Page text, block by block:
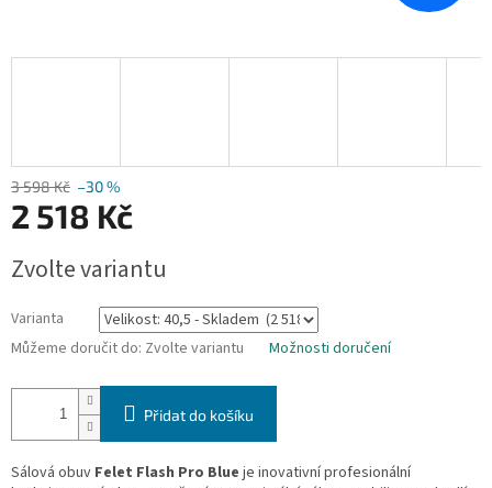
3 598 Kč –30 %
2 518 Kč
cena:
Zvolte variantu
Varianta
Můžeme doručit do: Zvolte variantu Možnosti doručení
Přidat do košíku
Sálová obuv Felet Flash Pro Blue je inovativní profesionální